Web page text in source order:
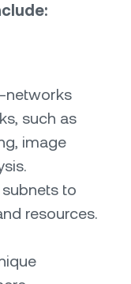
networks
such as
image
to
resources.